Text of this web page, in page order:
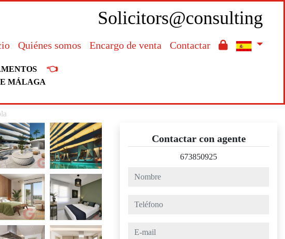
Solicitors@consulting
Quiénes somos Encargo de venta Contactar
👈
MÁLAGA
Contactar con agente
673850925
nombre
teléfono
e-mail